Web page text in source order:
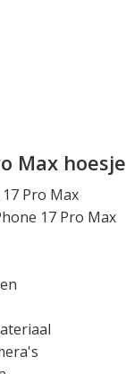
Max hoesje
Pro Max
17 Pro Max